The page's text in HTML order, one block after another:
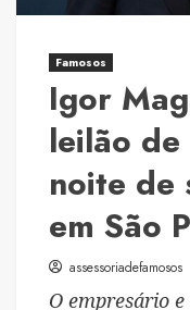
o
Famosos
Igor
leilão de
noite de
em São
assessoriadefamosos
O empresário